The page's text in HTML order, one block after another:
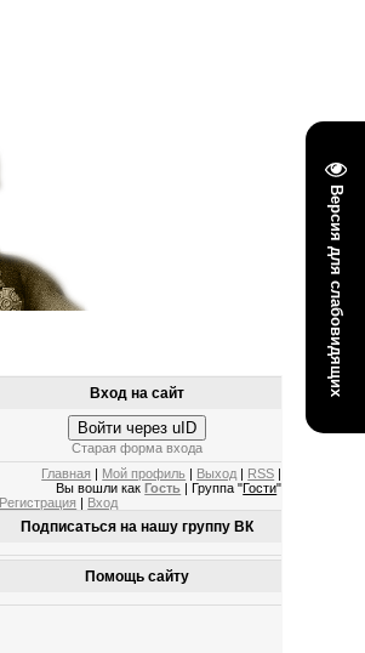
Версия для слабовидящих
Вход на сайт
Войти через uID
Старая форма входа
Главная
Мой профиль Выход RSS
Вы вошли как Гость | Группа "Гости"
Регистрация Вход
Подписаться на нашу группу ВК
Помощь сайту